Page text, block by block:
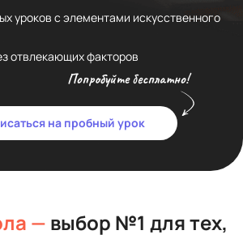
уроков с элементами искусственного
отвлекающих факторов
Попробуйте бесплатно!
на пробный урок
— выбор №1 для тех,